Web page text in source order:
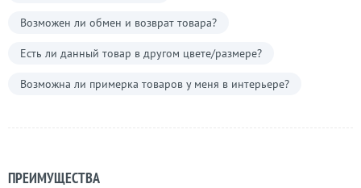
Возможен ли обмен и возврат товара?
Есть ли данный товар в другом цвете/размере?
Возможна ли примерка товаров у меня в интерьере?
ПРЕИМУЩЕСТВА